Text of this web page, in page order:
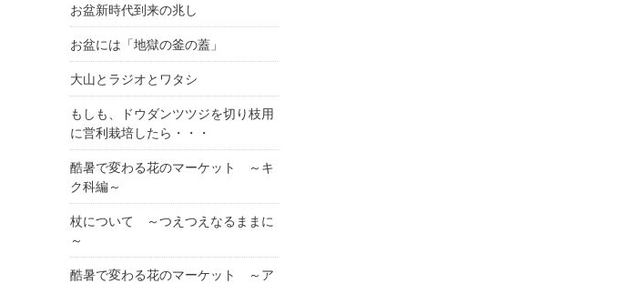
お盆新時代到来の兆し
お盆には「地獄の釜の蓋」
大山とラジオとワタシ
もしも、ドウダンツツジを切り枝用
に営利栽培したら・・・
酷暑で変わる花のマーケット ～キ
ク科編～
杖について ～つえつえなるままに
～
酷暑で変わる花のマーケット ～ア